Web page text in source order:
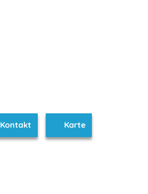
Kontakt Karte